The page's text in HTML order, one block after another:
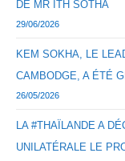
DE MR ITH SOTHA
29/06/2026
KEM SOKHA, LE
CAMBODGE, A ÉTÉ
26/05/2026
LA #THAÏLANDE A
UNILATÉRALE LE